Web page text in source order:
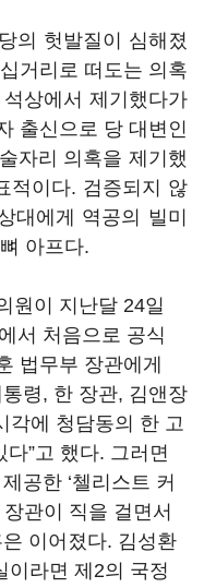
의 헛발질이 심해졌
거리로 떠도는 의혹
상에서 제기했다가
출신으로 당 대변인
자리 의혹을 제기했
적이다. 검증되지 않
대에게 역공의 빌미
아프다.
원이 지난달 24일
서 처음으로 공식
법무부 장관에게
령, 한 장관, 김앤장
각에 청담동의 한 고
”고 했다. 그러면
공한 ‘첼리스트 커
관이 직을 걸면서
이어졌다. 김성환
이라면 제2의 국정